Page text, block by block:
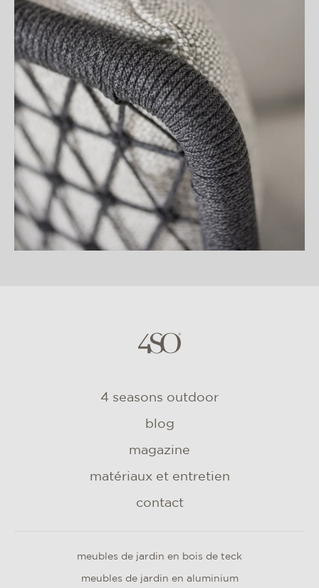
4 seasons outdoor
blog
magazine
matériaux et entretien
contact
meubles de jardin en bois de teck
meubles de jardin en aluminium